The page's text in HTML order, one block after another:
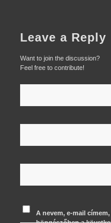
Leave a Reply
Want to join the discussion?
Feel free to contribute!
A nevem, e-mail